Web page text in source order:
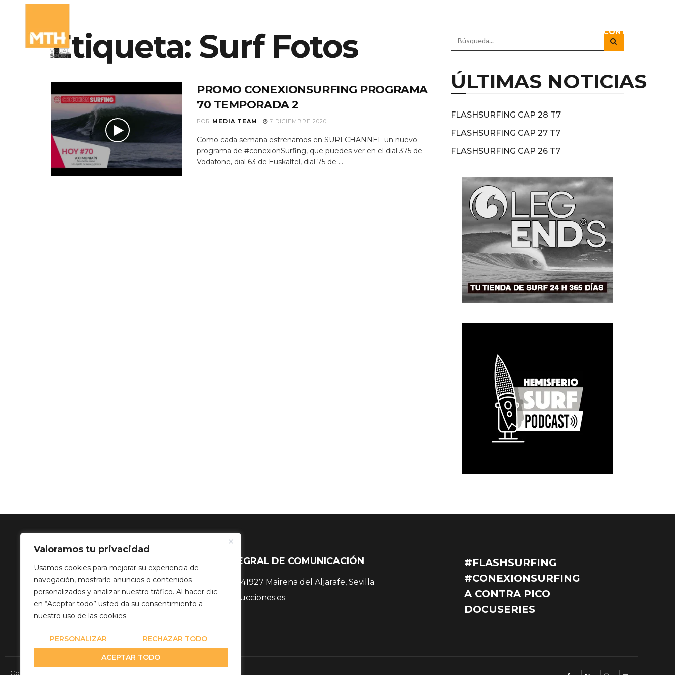
Valoramos tu privacidad
Usamos cookies para mejorar su experiencia de
navegación, mostrarle anuncios o contenidos
personalizados y analizar nuestro tráfico. Al hacer clic
en “Aceptar todo” usted da su consentimiento a
nuestro uso de las cookies.
PERSONALIZAR RECHAZAR TODO
ACEPTAR TODO
QUIÉNES SOMOS CONTACTO
Etiqueta: Surf Fotos
PROMO CONEXIONSURFING PROGRAMA
70 TEMPORADA 2
POR MEDIA TEAM 7 DICIEMBRE 2020
Como cada semana estrenamos en SURFCHANNEL un nuevo
programa de #conexionSurfing, que puedes ver en el dial 375 de
Vodafone, dial 63 de Euskaltel, dial 75 de ...
ÚLTIMAS NOTICIAS
FLASHSURFING CAP 28 T7
FLASHSURFING CAP 27 T7
FLASHSURFING CAP 26 T7
SOLUCIÓN INTEGRAL DE COMUNICACIÓN
Calle Balance, 38, 41927 Mairena del Aljarafe, Sevilla
info@mediatproducciones.es
#FLASHSURFING
#CONEXIONSURFING
A CONTRA PICO
DOCUSERIES
Copyright© 2026 Media Team Producciones - Reserved